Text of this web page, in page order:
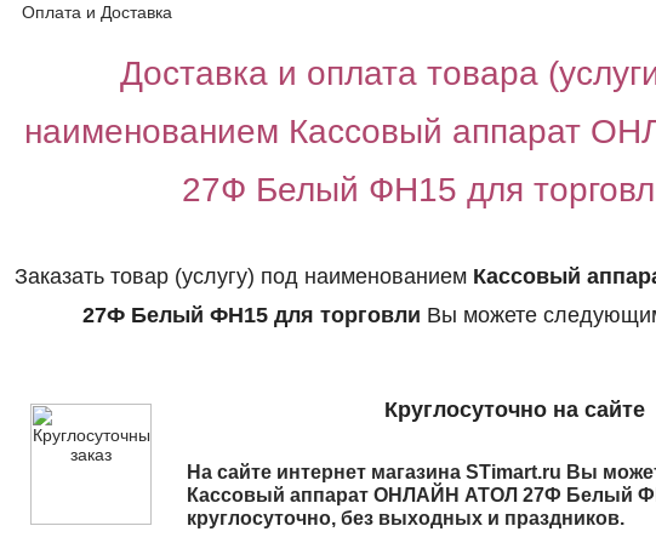
Оплата и Доставка
Доставка и оплата товара
наименованием Кассовый аппарат
27Ф Белый ФН15 для
Заказать товар (услугу) под наименованием Кассовый
27Ф Белый ФН15 для торговли Вы можете
Круглосуточно на сайте
На сайте интернет магазина STimart.ru Вы
Кассовый аппарат ОНЛАЙН АТОЛ 27Ф Белый
круглосуточно, без выходных и праздников.